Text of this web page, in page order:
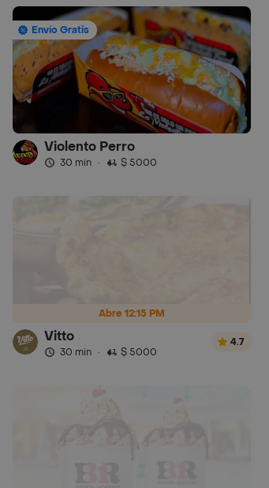
Envío Gratis
Violento Perro
30 min · $ 5000
Abre 12:15 PM
Vitto
30 min · $ 5000
4.7